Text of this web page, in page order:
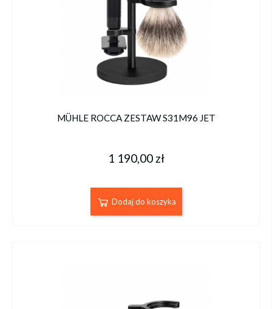
MÜHLE ROCCA ZESTAW S31M96 JET
1 190,00 zł
Dodaj do koszyka